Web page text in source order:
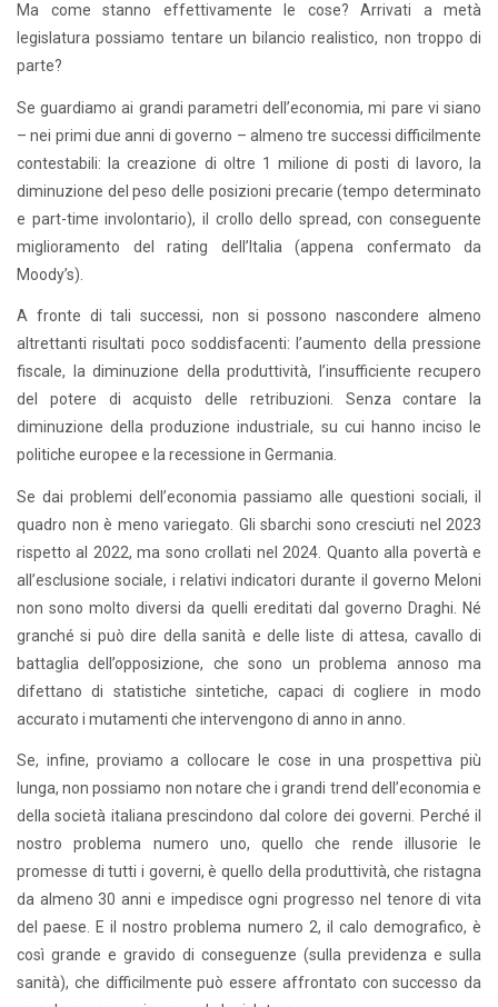
Ma come stanno effettivamente le cose? Arrivati a metà
legislatura possiamo tentare un bilancio realistico, non troppo di
parte?
Se guardiamo ai grandi parametri dell’economia, mi pare vi siano
– nei primi due anni di governo – almeno tre successi difficilmente
contestabili: la creazione di oltre 1 milione di posti di lavoro, la
diminuzione del peso delle posizioni precarie (tempo determinato
e part-time involontario), il crollo dello spread, con conseguente
miglioramento del rating dell’Italia (appena confermato da
Moody’s).
A fronte di tali successi, non si possono nascondere almeno
altrettanti risultati poco soddisfacenti: l’aumento della pressione
fiscale, la diminuzione della produttività, l’insufficiente recupero
del potere di acquisto delle retribuzioni. Senza contare la
diminuzione della produzione industriale, su cui hanno inciso le
politiche europee e la recessione in Germania.
Se dai problemi dell’economia passiamo alle questioni sociali, il
quadro non è meno variegato. Gli sbarchi sono cresciuti nel 2023
rispetto al 2022, ma sono crollati nel 2024. Quanto alla povertà e
all’esclusione sociale, i relativi indicatori durante il governo Meloni
non sono molto diversi da quelli ereditati dal governo Draghi. Né
granché si può dire della sanità e delle liste di attesa, cavallo di
battaglia dell’opposizione, che sono un problema annoso ma
difettano di statistiche sintetiche, capaci di cogliere in modo
accurato i mutamenti che intervengono di anno in anno.
Se, infine, proviamo a collocare le cose in una prospettiva più
lunga, non possiamo non notare che i grandi trend dell’economia e
della società italiana prescindono dal colore dei governi. Perché il
nostro problema numero uno, quello che rende illusorie le
promesse di tutti i governi, è quello della produttività, che ristagna
da almeno 30 anni e impedisce ogni progresso nel tenore di vita
del paese. E il nostro problema numero 2, il calo demografico, è
così grande e gravido di conseguenze (sulla previdenza e sulla
sanità), che difficilmente può essere affrontato con successo da